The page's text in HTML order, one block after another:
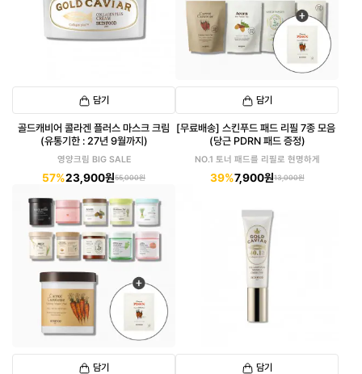
담기
골드캐비어 콜라겐 플러스 마스크 크림
(유통기한 : 27년 9월까지)
영양크림 BIG SALE
57%23,900원55,000원
담기
[무료배송] 스킨푸드 패드 리필 7종 모음
(당근 PDRN 패드 증정)
NO.1 토너 패드를 리필로 현명하게
39%7,900원13,000원
담기 담기